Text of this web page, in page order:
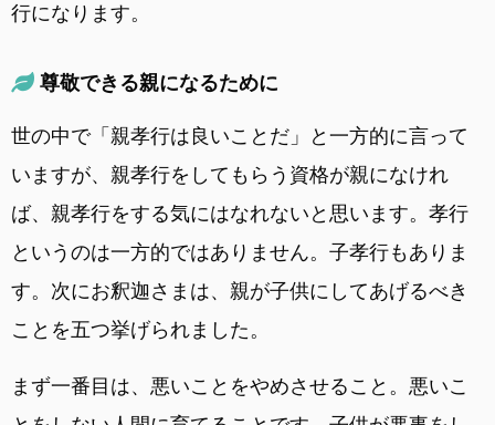
行になります。
尊敬できる親になるために
世の中で「親孝行は良いことだ」と一方的に言って
いますが、親孝行をしてもらう資格が親になけれ
ば、親孝行をする気にはなれないと思います。孝行
というのは一方的ではありません。子孝行もありま
す。次にお釈迦さまは、親が子供にしてあげるべき
ことを五つ挙げられました。
まず一番目は、悪いことをやめさせること。悪いこ